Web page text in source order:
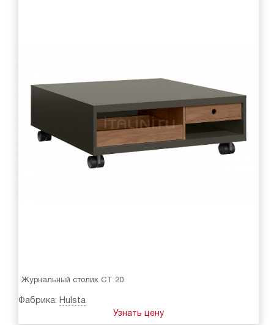
Журнальный столик CT 20
Фабрика: Hulsta
Узнать цену